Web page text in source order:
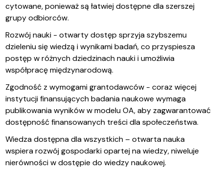
cytowane, ponieważ są łatwiej dostępne dla szerszej
grupy odbiorców.
Rozwój nauki - otwarty dostęp sprzyja szybszemu
dzieleniu się wiedzą i wynikami badań, co przyspiesza
postęp w różnych dziedzinach nauki i umożliwia
współpracę międzynarodową.
Zgodność z wymogami grantodawców - coraz więcej
instytucji finansujących badania naukowe wymaga
publikowania wyników w modelu OA, aby zagwarantować
dostępność finansowanych treści dla społeczeństwa.
Wiedza dostępna dla wszystkich – otwarta nauka
wspiera rozwój gospodarki opartej na wiedzy, niweluje
nierówności w dostępie do wiedzy naukowej.